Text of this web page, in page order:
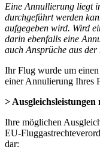
Eine Annullierung liegt
durchgeführt werden
aufgegeben wird. Wird
darin ebenfalls eine
auch Ansprüche aus
Ihr Flug wurde um einen
einer Annulierung Ihres
>
Ihre möglichen
EU-
dar: